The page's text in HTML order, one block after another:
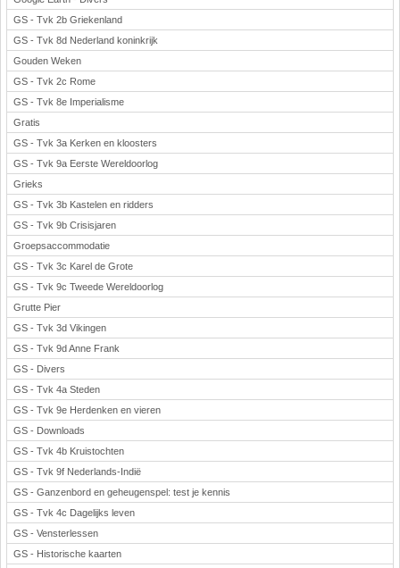
GS - Tvk 2b Griekenland
GS - Tvk 8d Nederland koninkrijk
Gouden Weken
GS - Tvk 2c Rome
GS - Tvk 8e Imperialisme
Gratis
GS - Tvk 3a Kerken en kloosters
GS - Tvk 9a Eerste Wereldoorlog
Grieks
GS - Tvk 3b Kastelen en ridders
GS - Tvk 9b Crisisjaren
Groepsaccommodatie
GS - Tvk 3c Karel de Grote
GS - Tvk 9c Tweede Wereldoorlog
Grutte Pier
GS - Tvk 3d Vikingen
GS - Tvk 9d Anne Frank
GS - Divers
GS - Tvk 4a Steden
GS - Tvk 9e Herdenken en vieren
GS - Downloads
GS - Tvk 4b Kruistochten
GS - Tvk 9f Nederlands-Indië
GS - Ganzenbord en geheugenspel: test je kennis
GS - Tvk 4c Dagelijks leven
GS - Vensterlessen
GS - Historische kaarten